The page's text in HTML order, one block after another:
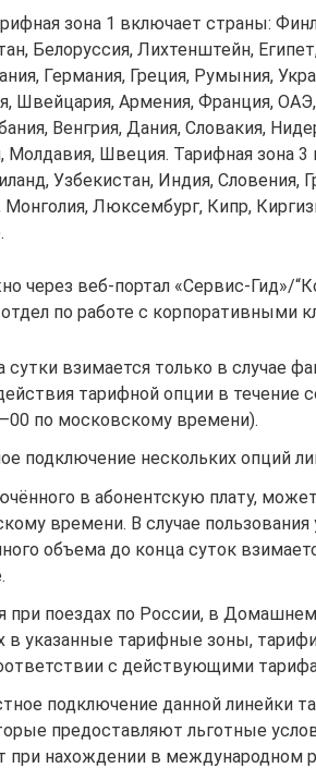
зона 1 включает страны:
Белоруссия, Лихтенштейн,
Германия, Греция, Румыния,
Швейцария, Армения, Франция,
Венгрия, Дания, Словакия,
Молдавия, Швеция. Тарифная зона
Узбекистан, Индия, Словения,
Люксембург, Кипр,
через веб-портал «Сервис-Гид»/
по работе с корпоративными
сутки взимается только в случае
тарифной опции в течение
по московскому времени).
подключение нескольких опций
в абонентскую плату,
времени. В случае пользования
объема до конца суток
при поездах по России, в
в указанные тарифные зоны,
с действующими
подключение данной линейки
предоставляют льготные
при нахождении в международном